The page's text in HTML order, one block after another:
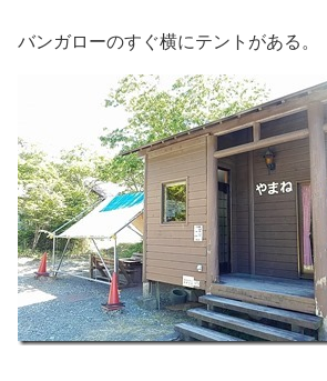
バンガローのすぐ横にテントがある。